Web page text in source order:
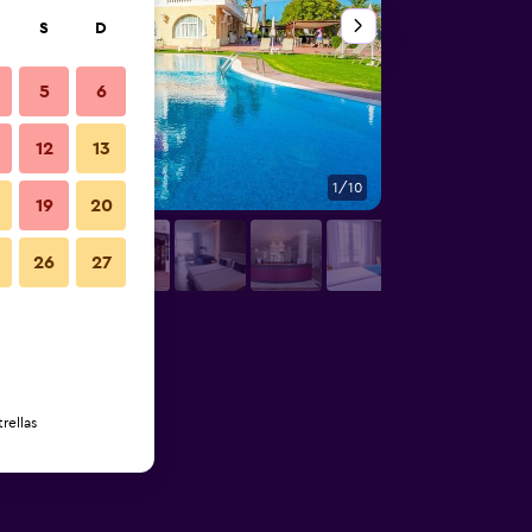
1/10
S D
5 6
12 13
19 20
26 27